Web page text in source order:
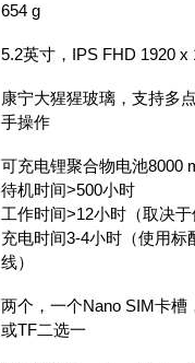
654 g
5.2英寸，IPS FHD 1920 x
康宁大猩猩玻璃，支持多
手操作
可充电锂聚合物电池8000
待机时间>500小时
工作时间>12小时（取决
充电时间3-4小时（使用标
线）
两个，一个Nano SIM卡槽
或TF二选一